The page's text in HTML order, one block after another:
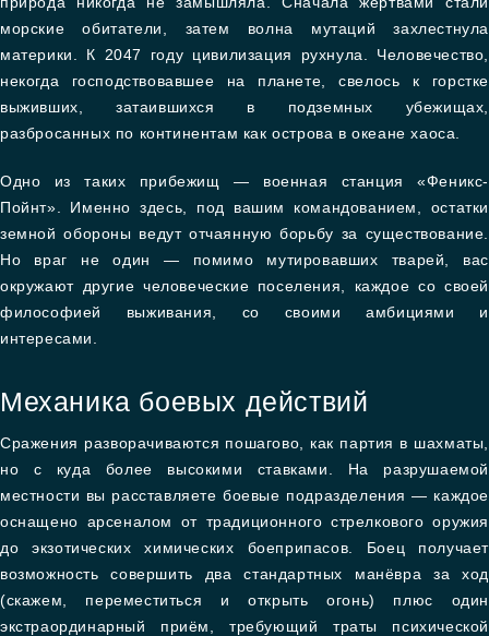
морские обитатели, затем волна мутаций захлестнула
материки. К 2047 году цивилизация рухнула. Человечество,
некогда господствовавшее на планете, свелось к горстке
выживших, затаившихся в подземных убежищах,
разбросанных по континентам как острова в океане хаоса.
Одно из таких прибежищ — военная станция «Феникс-
Пойнт». Именно здесь, под вашим командованием, остатки
земной обороны ведут отчаянную борьбу за существование.
Но враг не один — помимо мутировавших тварей, вас
окружают другие человеческие поселения, каждое со своей
философией выживания, со своими амбициями и
интересами.
Механика боевых действий
Сражения разворачиваются пошагово, как партия в шахматы,
но с куда более высокими ставками. На разрушаемой
местности вы расставляете боевые подразделения — каждое
оснащено арсеналом от традиционного стрелкового оружия
до экзотических химических боеприпасов. Боец получает
возможность совершить два стандартных манёвра за ход
(скажем, переместиться и открыть огонь) плюс один
экстраординарный приём, требующий траты психической